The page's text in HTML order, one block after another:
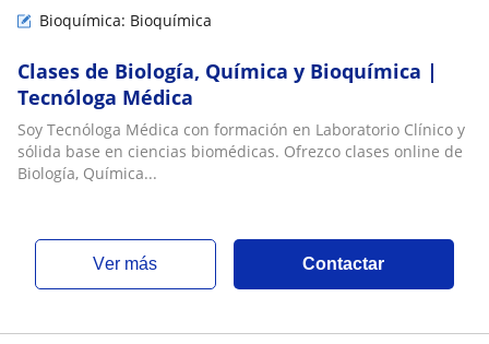
Bioquímica: Bioquímica
Clases de Biología, Química y Bioquímica |
Tecnóloga Médica
Soy Tecnóloga Médica con formación en Laboratorio Clínico y
sólida base en ciencias biomédicas. Ofrezco clases online de
Biología, Química...
ver más Contactar